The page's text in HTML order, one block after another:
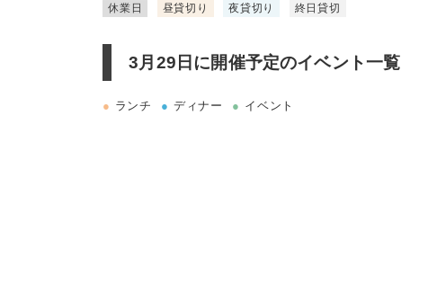
休業日 昼貸切り 夜貸切り 終日貸切
3月29日に開催予定のイベント一覧
● ランチ ● ディナー ● イベント